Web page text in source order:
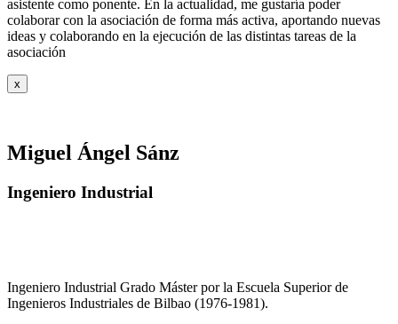
asistente como ponente. En la actualidad, me gustaría poder
colaborar con la asociación de forma más activa, aportando nuevas
ideas y colaborando en la ejecución de las distintas tareas de la
asociación
x
Miguel Ángel Sánz
Ingeniero Industrial
Ingeniero Industrial Grado Máster por la Escuela Superior de
Ingenieros Industriales de Bilbao (1976-1981).